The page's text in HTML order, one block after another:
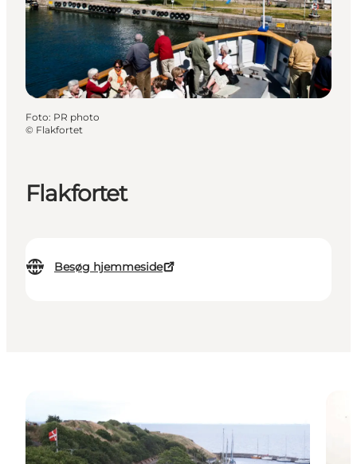
Planlæg din tur
CopenPay
Copenhagen Card
Flakfortet
Besøg hjemmeside
Foto: PR photo
© Flakfortet